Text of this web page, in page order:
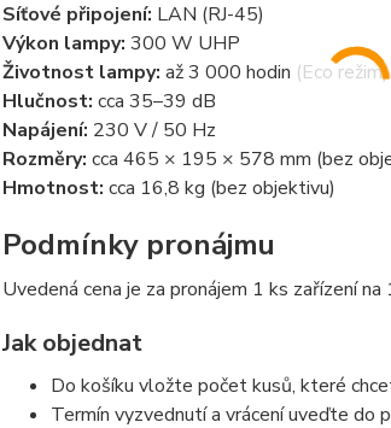
Síťové připojení: LAN (RJ-45)
Výkon lampy: 300 W UHP
Životnost lampy: až 3 000 hodin (Eco režim)
Hlučnost: cca 35–39 dB
Napájení: 230 V / 50 Hz
Rozměry: cca 465 × 195 × 578 mm (bez
Hmotnost: cca 16,8 kg (bez objektivu)
Podmínky pronájmu
Uvedená cena je za pronájem 1 ks zařízení na
Jak objednat
Do košíku vložte počet kusů, které
Termín vyzvednutí a vrácení uveďte do